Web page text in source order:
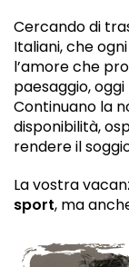
Cercando di
Italiani, che
l’amore che
paesaggio, oggi
Continuano la
disponibilità,
rendere il
La vostra
sport, ma